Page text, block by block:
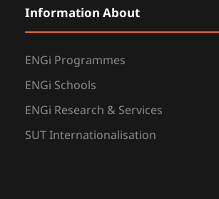
Information About
ENGi Programmes
ENGi Schools
ENGi Research & Services
SUT Internationalisation